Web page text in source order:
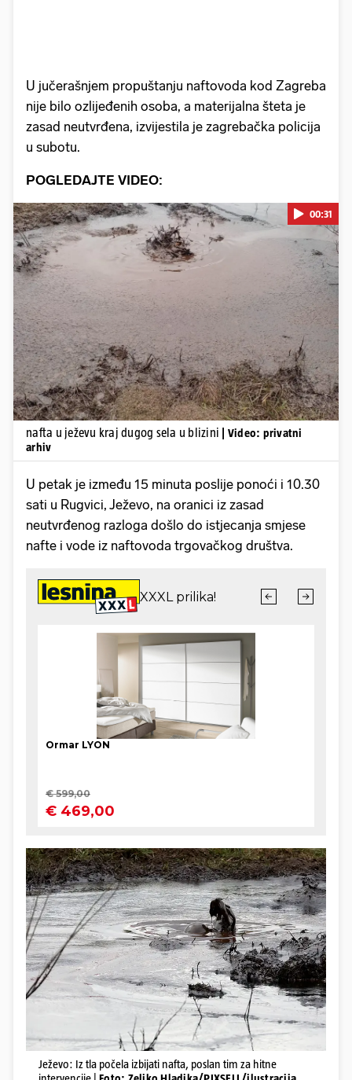
U jučerašnjem propuštanju naftovoda kod Zagreba
nije bilo ozlijeđenih osoba, a materijalna šteta je
zasad neutvrđena, izvijestila je zagrebačka policija
u subotu.
POGLEDAJTE VIDEO:
Pokretanje videa...
00:31
nafta u ježevu kraj dugog sela u blizini
| Video: privatni
arhiv
U petak je između 15 minuta poslije ponoći i 10.30
sati u Rugvici, Ježevo, na oranici iz zasad
neutvrđenog razloga došlo do istjecanja smjese
nafte i vode iz naftovoda trgovačkog društva.
Ježevo: Iz tla počela izbijati nafta, poslan tim za hitne